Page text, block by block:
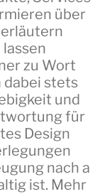
über
erläutern
zu Wort
dabei stets
und
für
Design
nach a
ist. Mehr